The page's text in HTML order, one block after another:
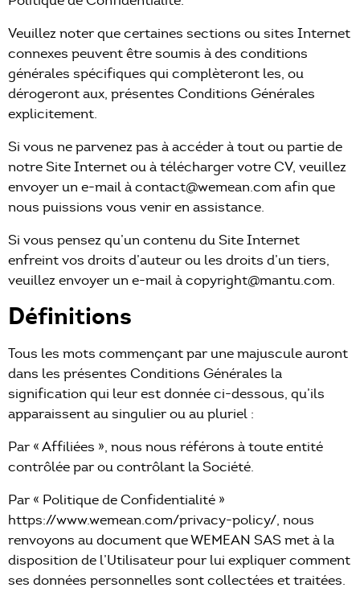
Veuillez noter que certaines sections ou sites Internet
connexes peuvent être soumis à des conditions
générales spécifiques qui complèteront les, ou
dérogeront aux, présentes Conditions Générales
explicitement.
Si vous ne parvenez pas à accéder à tout ou partie de
notre Site Internet ou à télécharger votre CV, veuillez
envoyer un e-mail à contact@wemean.com afin que
nous puissions vous venir en assistance.
Si vous pensez qu’un contenu du Site Internet
enfreint vos droits d’auteur ou les droits d’un tiers,
veuillez envoyer un e-mail à copyright@mantu.com.
Définitions
Tous les mots commençant par une majuscule auront
dans les présentes Conditions Générales la
signification qui leur est donnée ci-dessous, qu’ils
apparaissent au singulier ou au pluriel :
Par « Affiliées », nous nous référons à toute entité
contrôlée par ou contrôlant la Société.
Par « Politique de Confidentialité »
https://www.wemean.com/privacy-policy/, nous
renvoyons au document que WEMEAN SAS met à la
disposition de l’Utilisateur pour lui expliquer comment
ses données personnelles sont collectées et traitées.